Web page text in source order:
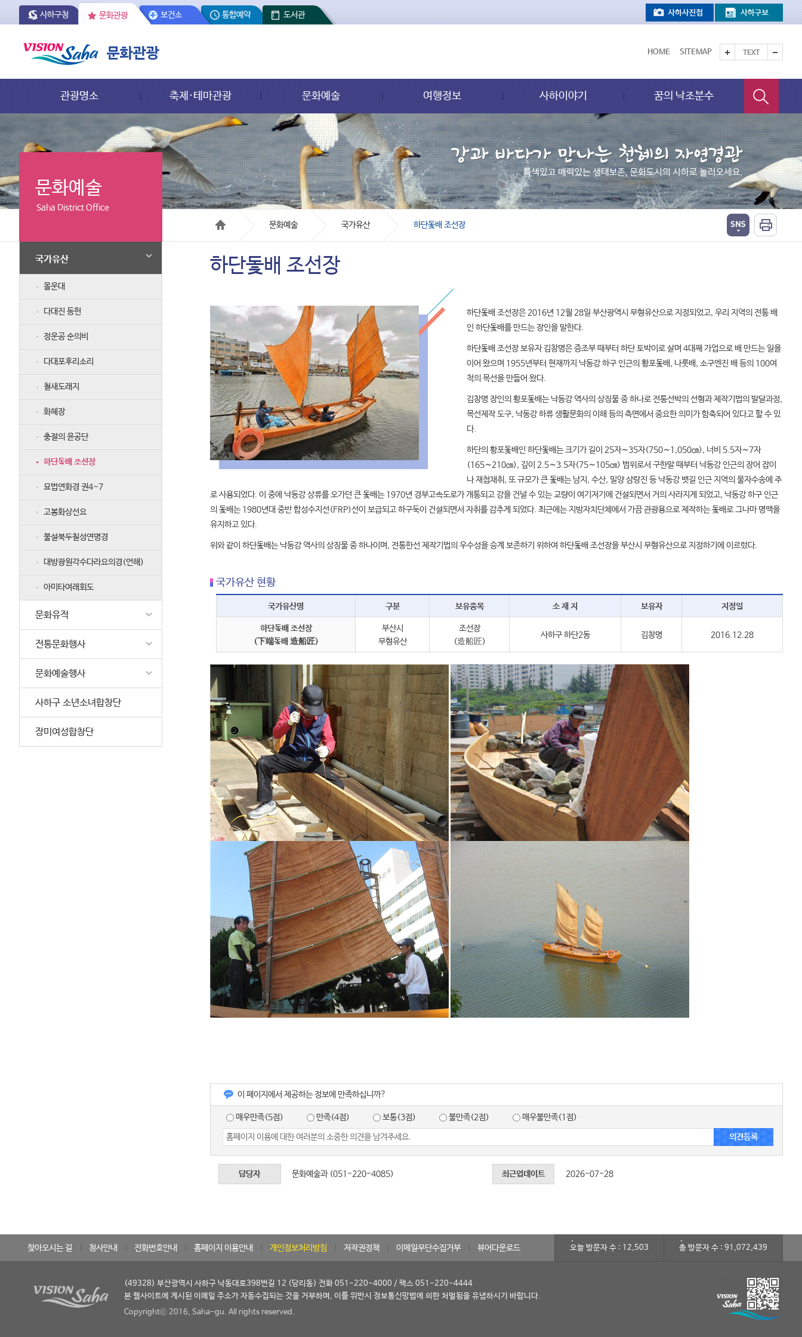
사하구청 문화관광 보건소 통합예약 도서관
HOME SITEMAP TEXT
관광명소 축제·테마관광 문화예술 여행정보 사하이야기 꿈의 낙조분수
문화예술
Saha District Office
국가유산
몰운대
다대진 동헌
정운공 순의비
다대포후리소리
철새도래지
화혜장
충절의 윤공단
하단돛배 조선장
묘법연화경 권4~7
고봉화상선요
불설북두칠성연명경
대방광원각수다라요의경(언해)
아미타여래회도
문화유적
전통문화행사
문화예술행사
사하구 소년소녀합창단
장미여성합창단
문화예술 국가유산 하단돛배 조선장
하단돛배 조선장
하단돛배 조선장은 2016년 12월 28일 부산광역시 무형유산으로 지정되었고, 우리 지역의 전통 배
인 하단돛배를 만드는 장인을 말한다.
하단돛배 조선장 보유자 김창명은 증조부 때부터 하단 토박이로 살며 4대째 가업으로 배 만드는 일을
이어 왔으며 1955년부터 현재까지 낙동강 하구 인근의 황포돛배, 나룻배, 소구엔진 배 등의 100여
척의 목선을 만들어 왔다.
김창명 장인의 황포돛배는 낙동강 역사의 상징물 중 하나로 전통선박의 선형과 제작기법의 발달과정,
목선제작 도구, 낙동강 하류 생활문화의 이해 등의 측면에서 중요한 의미가 함축되어 있다고 할 수 있
다.
하단의 황포돛배인 하단돛배는 크기가 길이 25자∼35자(750∼1,050㎝), 너비 5.5자∼7자
(165∼210㎝), 깊이 2.5∼3.5자(75∼105㎝) 범위로서 구한말 때부터 낙동강 인근의 장어 잡이
나 재첩채취, 또 규모가 큰 돛배는 남지, 수산, 밀양 삼랑진 등 낙동강 뱃길 인근 지역의 물자수송에 주
로 사용되었다. 이 중에 낙동강 상류를 오가던 큰 돛배는 1970년 경부고속도로가 개통되고 강을 건널 수 있는 교량이 여기저기에 건설되면서 거의 사라지게 되었고, 낙동강 하구 인근
의 돛배는 1980년대 중반 합성수지선(FRP)선이 보급되고 하구둑이 건설되면서 자취를 감추게 되었다. 최근에는 지방자치단체에서 가끔 관광용으로 제작하는 돛배로 그나마 명맥을
유지하고 있다.
위와 같이 하단돛배는 낙동강 역사의 상징물 중 하나이며, 전통한선 제작기법의 우수성을 승계 보존하기 위하여 하단돛배 조선장을 부산시 무형유산으로 지정하기에 이르렀다.
국가유산 현황
국가유산명 구분 보유종목 소 재 지 보유자 지정일
하단돛배 조선장
(下端돛배 造船匠)
부산시
무형유산
조선장
(造船匠)
사하구 하단2동 김창명 2016.12.28
이 페이지에서 제공하는 정보에 만족하십니까?
매우만족(5점) 만족(4점) 보통(3점) 불만족(2점) 매우불만족(1점)
담당자 문화예술과 (051-220-4085) 최근업데이트 2026-07-28
찾아오시는 길 청사안내 전화번호안내 홈페이지 이용안내 개인정보처리방침 저작권정책 이메일무단수집거부 뷰어다운로드 오늘 방문자 수 : 12,503 총 방문자 수 : 91,072,439
(49328) 부산광역시 사하구 낙동대로398번길 12 (당리동) 전화 051-220-4000 / 팩스 051-220-4444
본 웹사이트에 게시된 이메일 주소가 자동수집되는 것을 거부하며, 이를 위반시 정보통신망법에 의한 처벌됨을 유념하시기 바랍니다.
Copyrightⓒ 2016, Saha-gu. All rights reserved.